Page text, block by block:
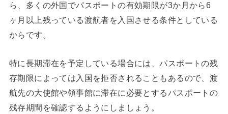
ら、多くの外国でパスポートの有効期限が3か月から6
ヶ月以上残っている渡航者を入国させる条件としている
からです。
特に長期滞在を予定している場合には、パスポートの残
存期限によっては入国を拒否されることもあるので、渡
航先の大使館や領事館に滞在に必要とするパスポートの
残存期間を確認するようにしましょう。